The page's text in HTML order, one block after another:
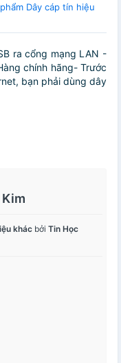
Dây cáp tín hiệu
ra cổng mạng LAN -
chính hãng- Trước
bạn phải dùng dây
khác bởi Tin Học